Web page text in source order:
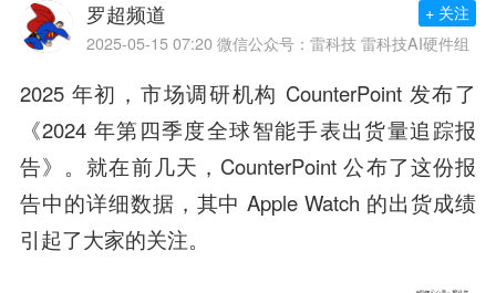
罗超频道
2025-05-15 07:20 微信公众号：雷科技 雷科技AI硬件组
+ 关注
2025 年初，市场调研机构 CounterPoint 发布了
《2024 年第四季度全球智能手表出货量追踪报
告》。就在前几天，CounterPoint 公布了这份报
告中的详细数据，其中 Apple Watch 的出货成绩
引起了大家的关注。